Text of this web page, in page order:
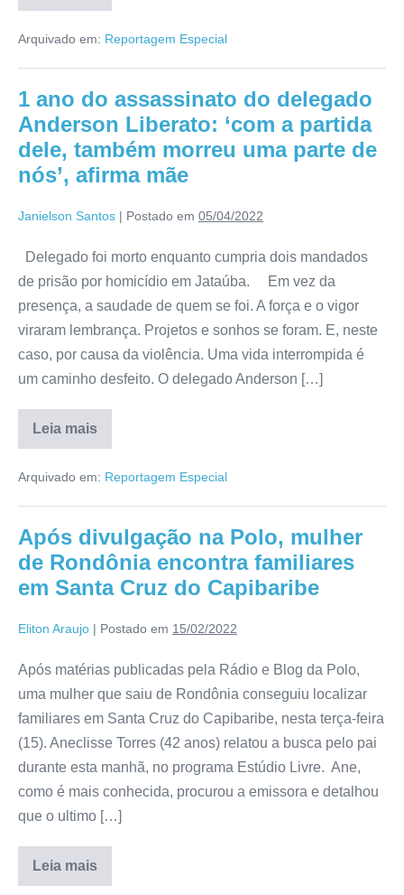
Arquivado em: Reportagem Especial
1 ano do assassinato do delegado
Anderson Liberato: ‘com a partida
dele, também morreu uma parte de
nós’, afirma mãe
Janielson Santos | Postado em 05/04/2022
Delegado foi morto enquanto cumpria dois mandados
de prisão por homicídio em Jataúba. Em vez da
presença, a saudade de quem se foi. A força e o vigor
viraram lembrança. Projetos e sonhos se foram. E, neste
caso, por causa da violência. Uma vida interrompida é
um caminho desfeito. O delegado Anderson […]
Leia mais
Arquivado em: Reportagem Especial
Após divulgação na Polo, mulher
de Rondônia encontra familiares
em Santa Cruz do Capibaribe
Eliton Araujo | Postado em 15/02/2022
Após matérias publicadas pela Rádio e Blog da Polo,
uma mulher que saiu de Rondônia conseguiu localizar
familiares em Santa Cruz do Capibaribe, nesta terça-feira
(15). Aneclisse Torres (42 anos) relatou a busca pelo pai
durante esta manhã, no programa Estúdio Livre. Ane,
como é mais conhecida, procurou a emissora e detalhou
que o ultimo […]
Leia mais